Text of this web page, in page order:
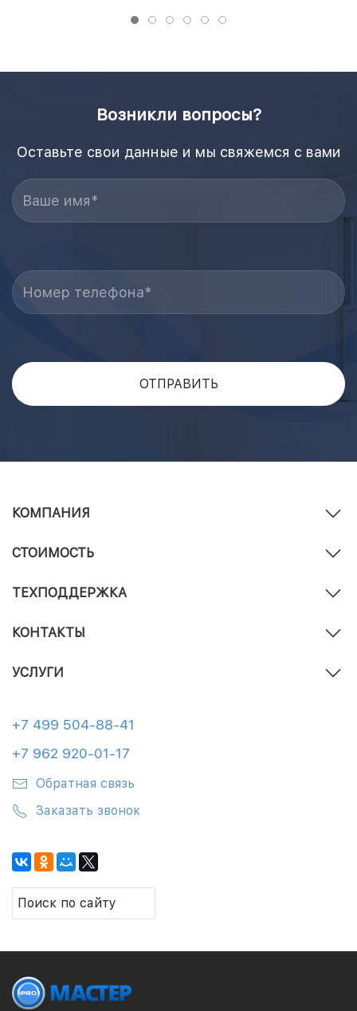
Возникли вопросы?
Оставьте свои данные и мы свяжемся с вами
КОМПАНИЯ
СТОИМОСТЬ
ТЕХПОДДЕРЖКА
КОНТАКТЫ
УСЛУГИ
+7 499 504-88-41
+7 962 920-01-17
Обратная связь
Заказать звонок